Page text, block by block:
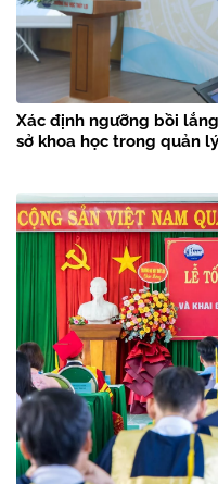
Xác định ngưỡng bồi
sở khoa học trong quản